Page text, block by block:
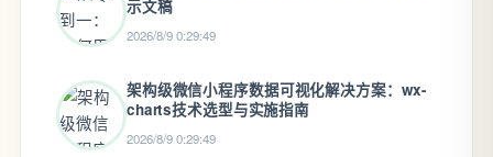
示文稿
2026/8/9 0:29:49
架构级微信小程序数据可视化解决方案：wx-
charts技术选型与实施指南
2026/8/9 0:29:49